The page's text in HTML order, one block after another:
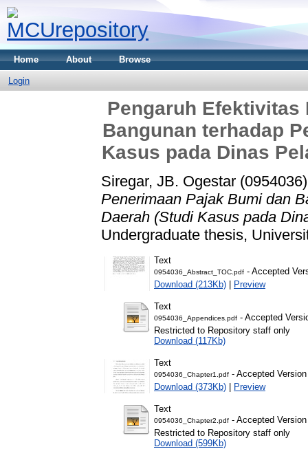
Home About Browse
Login
Pengaruh Efektivitas
Bangunan terhadap
Kasus pada Dinas
Siregar, JB. Ogestar (0954036)
Penerimaan Pajak Bumi dan
Daerah (Studi Kasus pada
Undergraduate thesis,
Text
0954036_Abstract_TOC.pdf - Accepted
Download (213Kb) | Preview
Text
0954036_Appendices.pdf - Accepted
Restricted to Repository staff only
Download (117Kb)
Text
0954036_Chapter1.pdf - Accepted Version
Download (373Kb) | Preview
Text
0954036_Chapter2.pdf - Accepted Version
Restricted to Repository staff only
Download (599Kb)